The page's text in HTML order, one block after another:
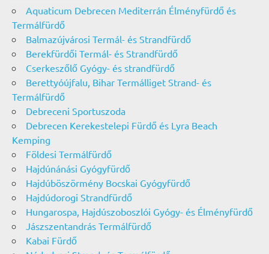
Aquaticum Debrecen Mediterrán Élményfürdő és
Termálfürdő
Balmazújvárosi Termál- és Strandfürdő
Berekfürdői Termál- és Strandfürdő
Cserkeszőlő Gyógy- és strandfürdő
Berettyóújfalu, Bihar Termálliget Strand- és
Termálfürdő
Debreceni Sportuszoda
Debrecen Kerekestelepi Fürdő és Lyra Beach
Kemping
Földesi Termálfürdő
Hajdúnánási Gyógyfürdő
Hajdúböszörmény Bocskai Gyógyfürdő
Hajdúdorogi Strandfürdő
Hungarospa, Hajdúszoboszlói Gyógy- és Élményfürdő
Jászszentandrás Termálfürdő
Kabai Fürdő